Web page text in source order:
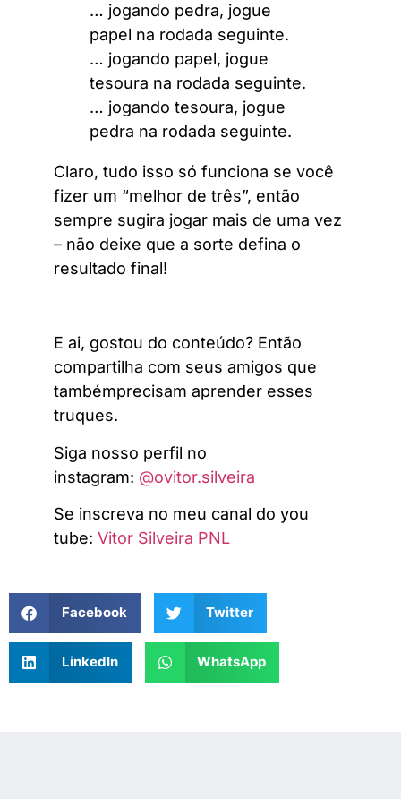
… jogando pedra, jogue
papel na rodada seguinte.
… jogando papel, jogue
tesoura na rodada seguinte.
… jogando tesoura, jogue
pedra na rodada seguinte.
Claro, tudo isso só funciona se você
fizer um “melhor de três”, então
sempre sugira jogar mais de uma vez
– não deixe que a sorte defina o
resultado final!
E ai, gostou do conteúdo? Então
compartilha com seus amigos que
tambémprecisam aprender esses
truques.
Siga nosso perfil no
instagram: @ovitor.silveira
Se inscreva no meu canal do you
tube: Vitor Silveira PNL
Facebook Twitter
LinkedIn WhatsApp